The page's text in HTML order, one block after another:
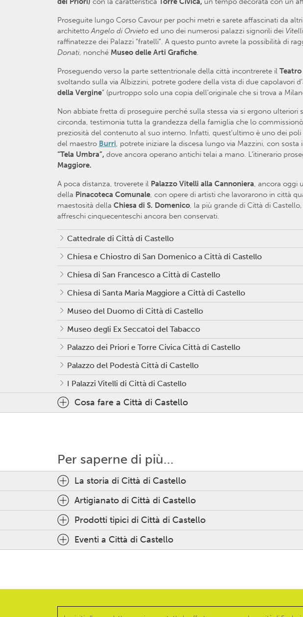
Proseguite lungo Corso Cavour per pochi metri e sarete affascinati da
architettoAngelo di Orvieto ed uno dei numerosi palazzi signorili dei
raffinatezze dei Palazzi “fratelli”. A questo punto avrete la possibilità di
Donati, nonché Museo delle Arti Grafiche.
Proseguendo verso la parte settentrionale della città incontrerete il
svoltando sulla via Albizzini, potrete godere della vista di due capolavori
della Vergine” (purtroppo solo una copia dell’originale che si trova a
Non abbiate fretta di proseguire perché sulla stessa via si ergono ulteriori
circonda, testimonia tutta la grandezza della famiglia che lo
preziosità del contenuto al suo interno. Infatti, quest’ultimo è uno dei poli
del maestro Burri, potrete iniziare la discesa lungo via Mazzini, con
“Tela Umbra”, dove ancora operano antichi telai a mano. L’itinerario
Maggiore.
A poca distanza, troverete il Palazzo Vitelli alla Cannoniera, ancora oggi
della Pinacoteca Comunale, con opere di artisti che lavorarono in città
maestosità della Chiesa di S. Domenico, la più grande di Città di
affreschi cinquecenteschi ancora ben conservati.
Cattedrale di Città di Castello
Chiesa e Chiostro di San Domenico a Città di Castello
Chiesa di San Francesco a Città di Castello
Chiesa di Santa Maria Maggiore a Città di Castello
Museo del Duomo di Città di Castello
Museo degli Ex Seccatoi del Tabacco
Palazzo dei Priori e Torre Civica Città di Castello
Palazzo del Podestà Città di Castello
I Palazzi Vitelli di Città di Castello
Cosa fare a Città di Castello
Per saperne di più...
La storia di Città di Castello
Artigianato di Città di Castello
Prodotti tipici di Città di Castello
Eventi a Città di Castello